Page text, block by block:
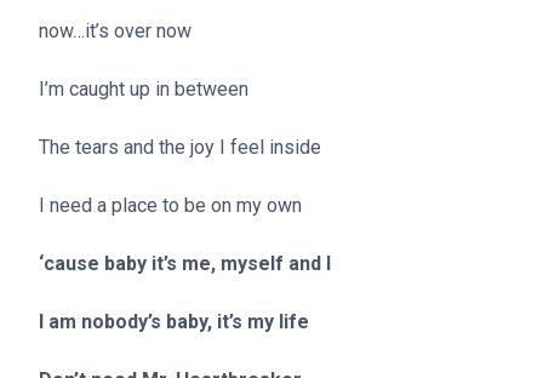
now…it’s over now
I’m caught up in between
The tears and the joy I feel inside
I need a place to be on my own
‘cause baby it’s me, myself and I
I am nobody’s baby, it’s my life